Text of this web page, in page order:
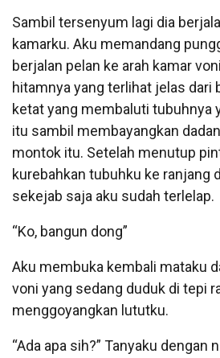
Sambil tersenyum lagi dia
kamarku. Aku memandang
berjalan pelan ke arah kamar
hitamnya yang terlihat jelas dari
ketat yang membaluti tubuhnya
itu sambil membayangkan
montok itu. Setelah menutup
kurebahkan tubuhku ke ranjang
sekejab saja aku sudah terlelap.
“Ko, bangun dong”
Aku membuka kembali mataku
voni yang sedang duduk di tepi
menggoyangkan lututku.
“Ada apa sih?” Tanyaku dengan